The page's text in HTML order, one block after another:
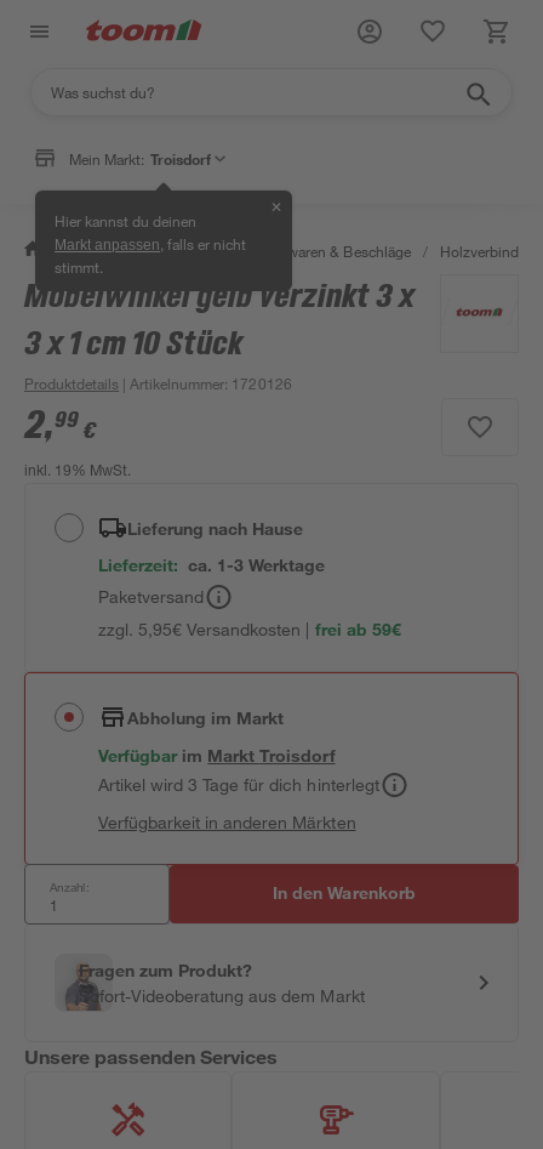
Mein Markt: Troisdorf
Hier kannst du deinen
Markt anpassen , falls er nicht
stimmt.
✕
/ Werkstatt & Maschinen / Eisenwaren & Beschläge / Holzverbinder
Möbelwinkel gelb verzinkt 3 x
3 x 1 cm 10 Stück
Produktdetails | Artikelnummer: 1720126
2,99 €
inkl. 19% MwSt.
Lieferung nach Hause
Lieferzeit: ca. 1-3 Werktage
Paketversand
zzgl. 5,95€ Versandkosten | frei ab 59€
Abholung im Markt
Verfügbar im MarktTroisdorf
Artikel wird 3 Tage für dich hinterlegt
Verfügbarkeit in anderen Märkten
Anzahl: In den Warenkorb
Fragen zum Produkt?
Sofort-Videoberatung aus dem Markt
Unsere passenden Services